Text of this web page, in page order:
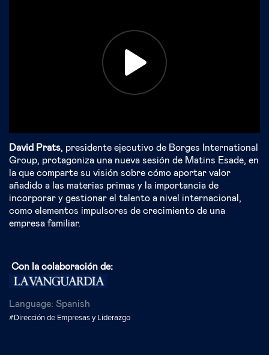
David Prats, presidente ejecutivo de Borges International
Group, protagoniza una nueva sesión de Matins Esade, en
la que comparte su visión sobre cómo aportar valor
añadido a las materias primas y la importancia de
incorporar y gestionar el talento a nivel internacional,
como elementos impulsores de crecimiento de una
empresa familiar.
Con la colaboración de:
Language: Spanish
#Dirección de Empresas y Liderazgo